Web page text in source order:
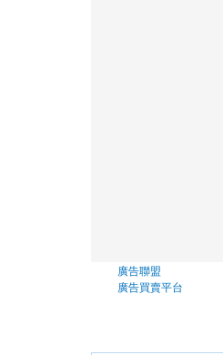
廣告聯盟
廣告買賣平台